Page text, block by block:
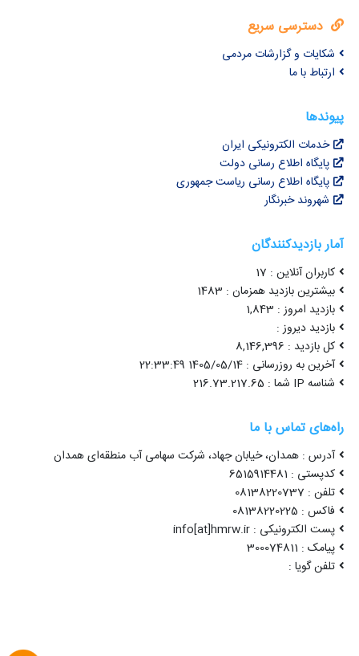
دسترسی سریع
شکایات و گزارشات مردمی
ارتباط با ما
پیوندها
خدمات الکترونیکی ایران
پایگاه اطلاع رسانی دولت
پایگاه اطلاع رسانی ریاست جمهوری
شهروند خبرنگار
آمار بازدیدکنندگان
کاربران آنلاین : 17
بیشترین بازدید همزمان : 1483
بازدید امروز : 1,843
بازدید دیروز :
کل بازدید : 8,146,396
آخرین به روزرسانی : 1405/05/14 22:33:49
شناسه IP شما : 216.73.217.65
راه‌های تماس با ما
آدرس : همدان، خیابان جهاد، شرکت سهامی آب منطقه‌ای همدان
کدپستی : 6515914481
تلفن : 08138220737
فاکس : 08138220225
پست الکترونیکی : info[at]hmrw.ir
پیامک : 300074811
تلفن گویا :